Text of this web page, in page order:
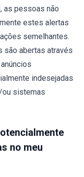
as pessoas não
estes alertas
semelhantes.
são abertas através
indesejadas
ou sistemas
no meu